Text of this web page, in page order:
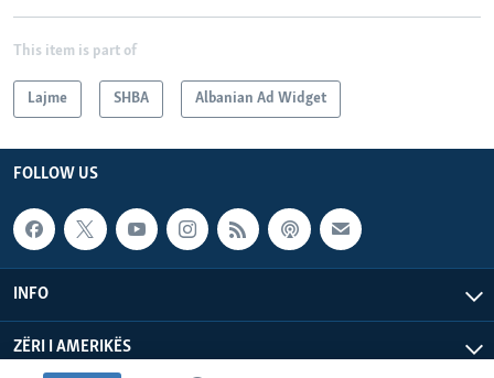
This item is part of
Lajme SHBA Albanian Ad Widget
FOLLOW US
INFO
ZËRI I AMERIKËS